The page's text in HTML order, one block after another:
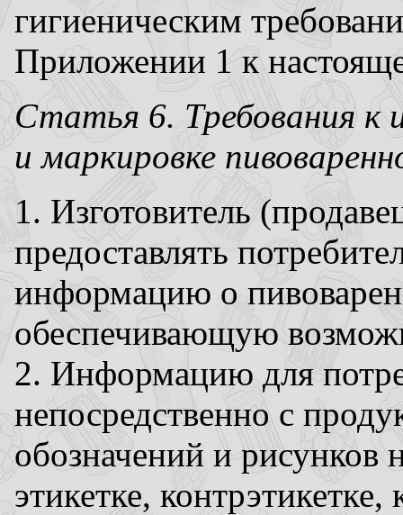
гигиеническим
Приложении 1 к
Статья 6. Требования к
и маркировке
1. Изготовитель
предоставлять
информацию о
обеспечивающую
2. Информацию для
непосредственно с
обозначений и рисунков
этикетке,